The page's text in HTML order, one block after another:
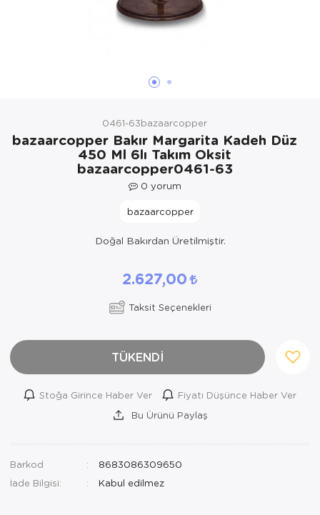
Kozmetik, Kişisel Bakım ve Sağlık
0461-63bazaarcopper
bazaarcopper Bakır Margarita Kadeh Düz
450 Ml 6lı Takım Oksit
bazaarcopper0461-63
0 yorum
bazaarcopper
Doğal Bakırdan Üretilmiştir.
2.627,00
Taksit Seçenekleri
TÜKENDİ
Stoğa Girince Haber Ver
Fiyatı Düşünce Haber Ver
Bu Ürünü Paylaş
Barkod
8683086309650
İade Bilgisi: